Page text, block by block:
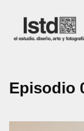
Episodio